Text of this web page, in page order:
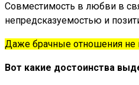
Совместимость в любви в
непредсказуемостью и
Даже брачные отношения не
Вот какие достоинства